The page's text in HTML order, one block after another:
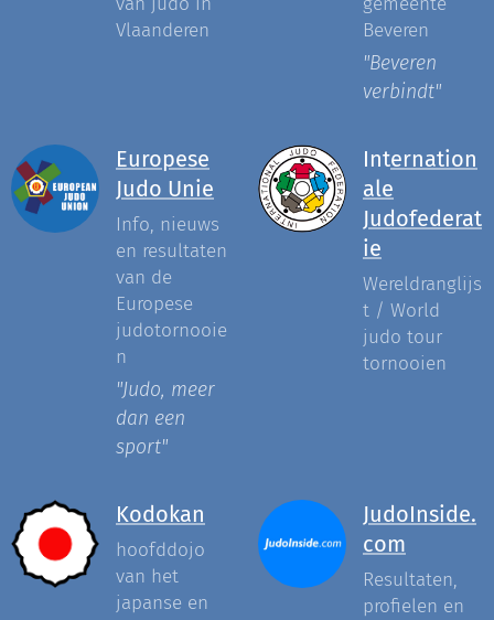
Vlaanderen
Beveren
"Beveren
verbindt"
Europese
Judo Unie
Info, nieuws
en resultaten
van de
Europese
judotornooie
n
"Judo, meer
dan een
sport"
Internation
ale
Judofederat
ie
Wereldranglijs
t / World
judo tour
tornooien
Kodokan
hoofddojo
van het
japanse en
JudoInside.
com
Resultaten,
profielen en